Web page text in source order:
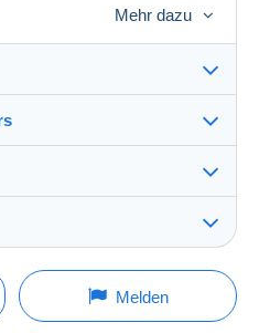
dann aber plus 2,15€,
Euro versichert.
Blocks sind vorhanden -
Mehr dazu
(25620x)
Shop
können, müssen Sie
Aktualisierung: 09:09:54
Melden